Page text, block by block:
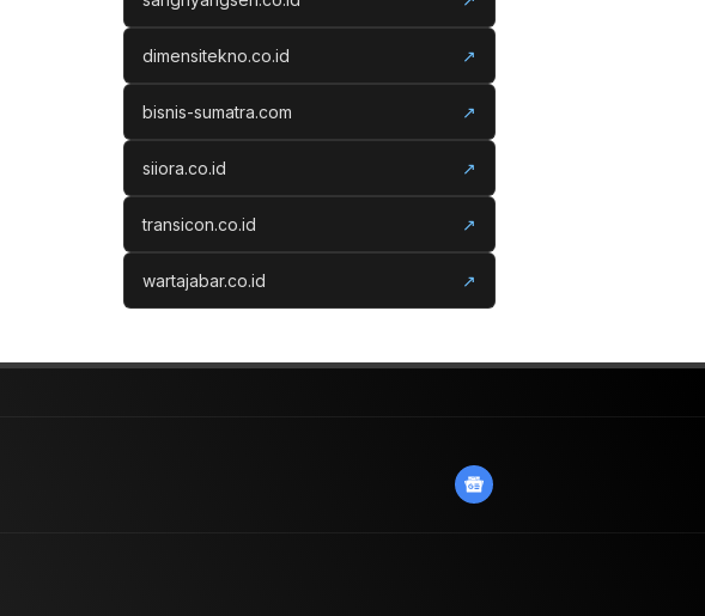
dimensitekno.co.id ↗
bisnis-sumatra.com ↗
siiora.co.id ↗
transicon.co.id ↗
wartajabar.co.id ↗